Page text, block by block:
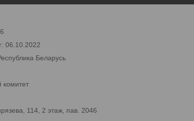
06.10.2022
Беларусь
комитет
114, 2 этаж, пав. 2046